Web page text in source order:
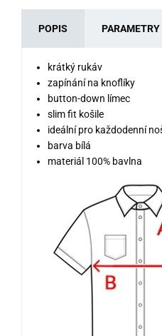
POPIS PARAMETRY
krátký rukáv
zapínání na knoflíky
button-down límec
slim fit košile
ideální pro každodenní
barva bílá
materiál 100% bavlna